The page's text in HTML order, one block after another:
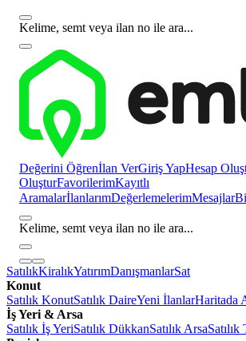
Kelime, semt veya ilan no ile ara...
Değerini Öğrenİlan VerGiriş YapHesap
OluşturFavorilerimKayıtlı
AramalarİlanlarımDeğerlemelerimMesajlar
Kelime, semt veya ilan no ile ara...
SatılıkKiralıkYatırımDanışmanlarSat
Konut
Satılık KonutSatılık DaireYeni İlanlarHaritada
İş Yeri & Arsa
Satılık İş YeriSatılık DükkanSatılık ArsaSatılık